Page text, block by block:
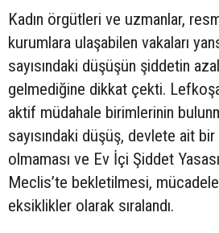
Kadın örgütleri ve uzmanlar,
kurumlara ulaşabilen vakaları
sayısındaki düşüşün şiddetin
gelmediğine dikkat çekti.
aktif müdahale birimlerinin
sayısındaki düşüş, devlete ait bir
olmaması ve Ev İçi Şiddet
Meclis’te bekletilmesi,
eksiklikler olarak sıralandı.